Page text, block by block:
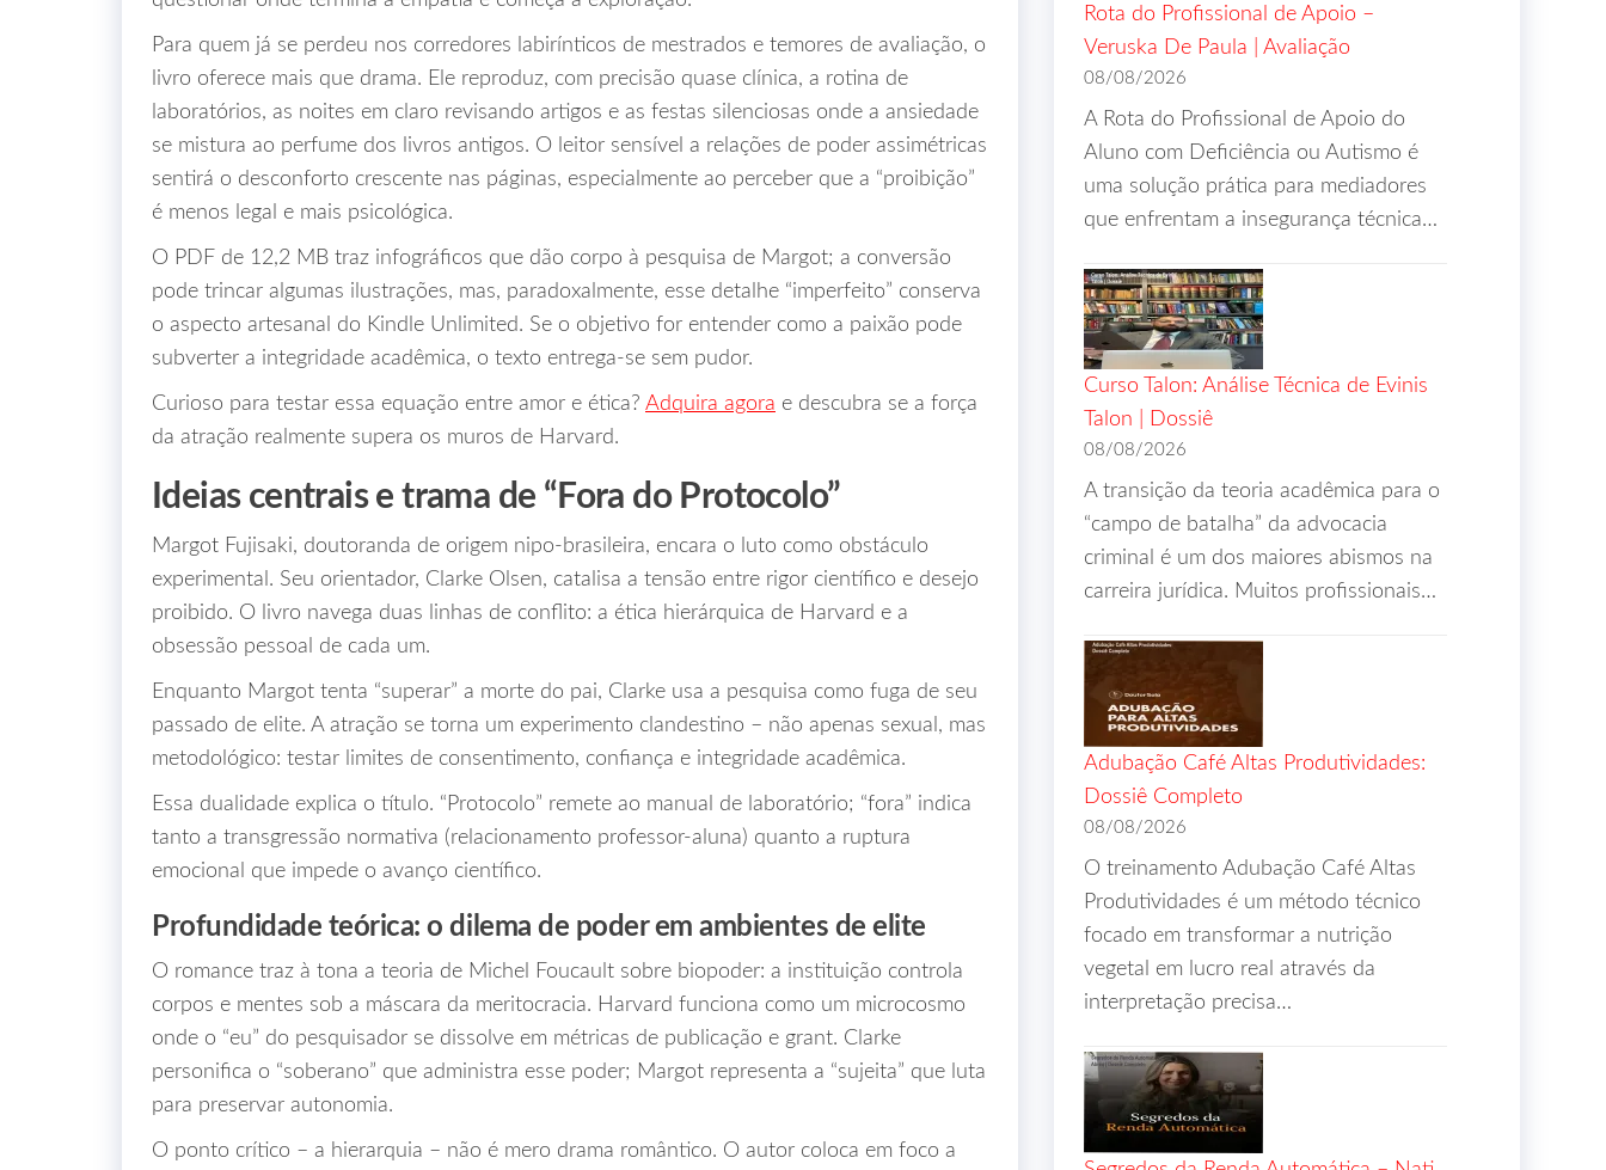
Para quem já se perdeu nos corredores labirínticos de mestrados e temores de avaliação, o
livro oferece mais que drama. Ele reproduz, com precisão quase clínica, a rotina de
laboratórios, as noites em claro revisando artigos e as festas silenciosas onde a ansiedade
se mistura ao perfume dos livros antigos. O leitor sensível a relações de poder assimétricas
sentirá o desconforto crescente nas páginas, especialmente ao perceber que a “proibição”
é menos legal e mais psicológica.
O PDF de 12,2 MB traz infográficos que dão corpo à pesquisa de Margot; a conversão
pode trincar algumas ilustrações, mas, paradoxalmente, esse detalhe “imperfeito” conserva
o aspecto artesanal do Kindle Unlimited. Se o objetivo for entender como a paixão pode
subverter a integridade acadêmica, o texto entrega‑se sem pudor.
Curioso para testar essa equação entre amor e ética? Adquira agora e descubra se a força
da atração realmente supera os muros de Harvard.
Ideias centrais e trama de “Fora do Protocolo”
Margot Fujisaki, doutoranda de origem nipo‑brasileira, encara o luto como obstáculo
experimental. Seu orientador, Clarke Olsen, catalisa a tensão entre rigor científico e desejo
proibido. O livro navega duas linhas de conflito: a ética hierárquica de Harvard e a
obsessão pessoal de cada um.
Enquanto Margot tenta “superar” a morte do pai, Clarke usa a pesquisa como fuga de seu
passado de elite. A atração se torna um experimento clandestino – não apenas sexual, mas
metodológico: testar limites de consentimento, confiança e integridade acadêmica.
Essa dualidade explica o título. “Protocolo” remete ao manual de laboratório; “fora” indica
tanto a transgressão normativa (relacionamento professor‑aluna) quanto a ruptura
emocional que impede o avanço científico.
Profundidade teórica: o dilema de poder em ambientes de elite
O romance traz à tona a teoria de Michel Foucault sobre biopoder: a instituição controla
corpos e mentes sob a máscara da meritocracia. Harvard funciona como um microcosmo
onde o “eu” do pesquisador se dissolve em métricas de publicação e grant. Clarke
personifica o “soberano” que administra esse poder; Margot representa a “sujeita” que luta
para preservar autonomia.
O ponto crítico – a hierarquia – não é mero drama romântico. O autor coloca em foco a
Rota do Profissional de Apoio –
Veruska De Paula | Avaliação
08/08/2026
A Rota do Profissional de Apoio do
Aluno com Deficiência ou Autismo é
uma solução prática para mediadores
que enfrentam a insegurança técnica…
Curso Talon: Análise Técnica de Evinis
Talon | Dossiê
08/08/2026
A transição da teoria acadêmica para o
“campo de batalha” da advocacia
criminal é um dos maiores abismos na
carreira jurídica. Muitos profissionais…
Adubação Café Altas Produtividades:
Dossiê Completo
08/08/2026
O treinamento Adubação Café Altas
Produtividades é um método técnico
focado em transformar a nutrição
vegetal em lucro real através da
interpretação precisa…